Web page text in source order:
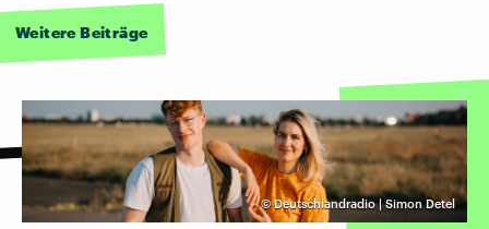
Weitere Beiträge
©Deutschlandradio | Simon Detel